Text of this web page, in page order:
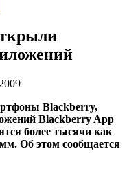
Blackberry,
Blackberry App
более тысячи как
Об этом сообщается